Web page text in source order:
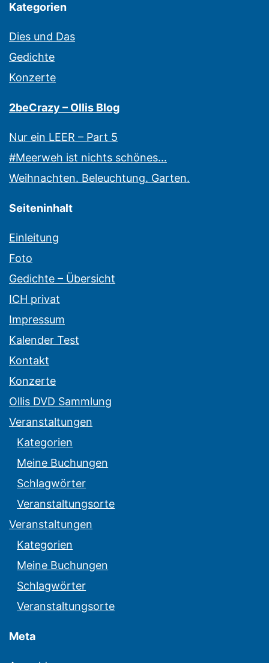
Kategorien
Dies und Das
Gedichte
Konzerte
2beCrazy – Ollis Blog
Nur ein LEER – Part 5
#Meerweh ist nichts schönes…
Weihnachten. Beleuchtung. Garten.
Seiteninhalt
Einleitung
Foto
Gedichte – Übersicht
ICH privat
Impressum
Kalender Test
Kontakt
Konzerte
Ollis DVD Sammlung
Veranstaltungen
Kategorien
Meine Buchungen
Schlagwörter
Veranstaltungsorte
Veranstaltungen
Kategorien
Meine Buchungen
Schlagwörter
Veranstaltungsorte
Meta